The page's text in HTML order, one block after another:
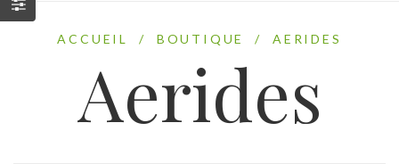
ACCUEIL / BOUTIQUE / AERIDES
Aerides